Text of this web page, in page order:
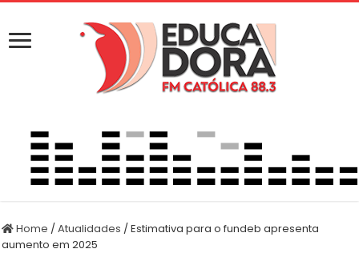
Home /Atualidades /Estimativa para o fundeb apresenta
aumento em 2025